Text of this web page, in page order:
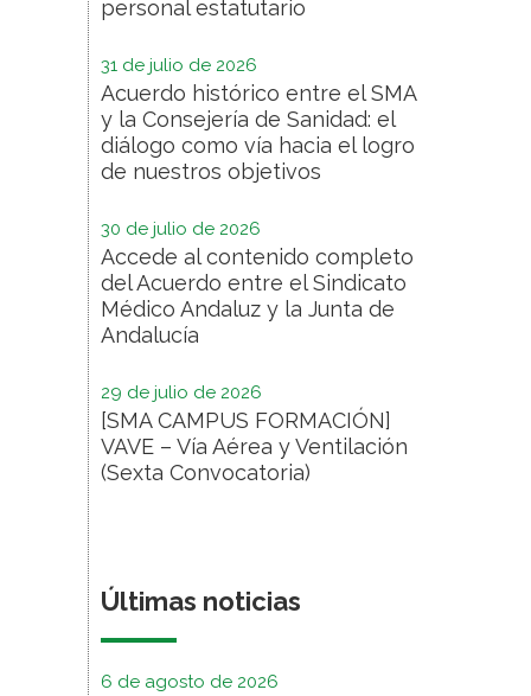
personal estatutario
31 de julio de 2026
Acuerdo histórico entre el SMA
y la Consejería de Sanidad: el
diálogo como vía hacia el logro
de nuestros objetivos
30 de julio de 2026
Accede al contenido completo
del Acuerdo entre el Sindicato
Médico Andaluz y la Junta de
Andalucía
29 de julio de 2026
[SMA CAMPUS FORMACIÓN]
VAVE – Vía Aérea y Ventilación
(Sexta Convocatoria)
Últimas noticias
6 de agosto de 2026